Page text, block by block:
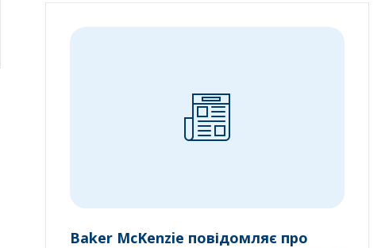
Baker McKenzie повідомляє про